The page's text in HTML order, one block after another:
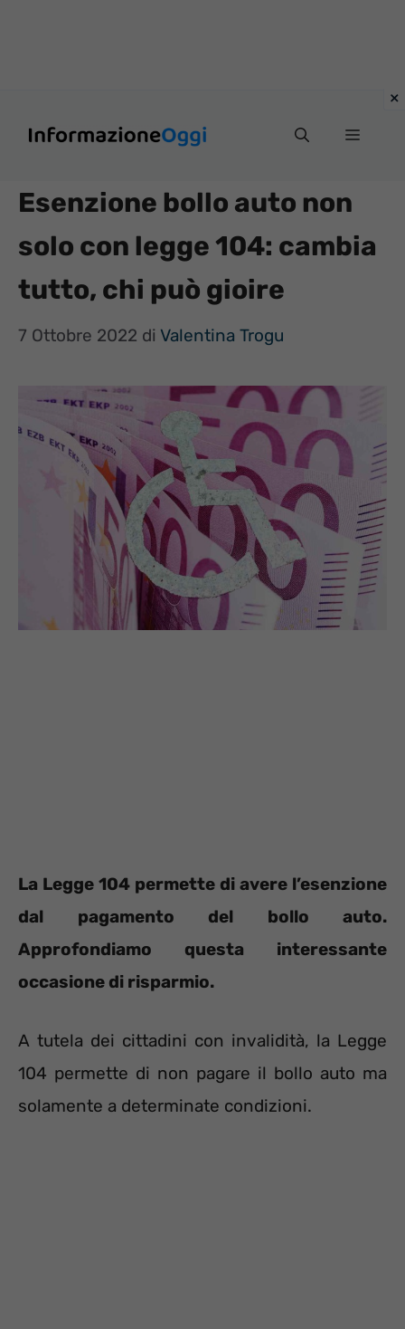
Menu
Esenzione bollo auto non
solo con legge 104: cambia
tutto, chi può gioire
7 Ottobre 2022 di Valentina Trogu
La Legge 104 permette di avere l’esenzione
dal pagamento del bollo auto.
Approfondiamo questa interessante
occasione di risparmio.
A tutela dei cittadini con invalidità, la Legge
104 permette di non pagare il bollo auto ma
solamente a determinate condizioni.